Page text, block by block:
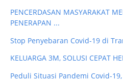
PENCERDASAN MASYARAKAT
PENERAPAN ...
Stop Penyebaran Covid-19 di
KELUARGA 3M, SOLUSI CEPAT
Peduli Situasi Pandemi Covid-